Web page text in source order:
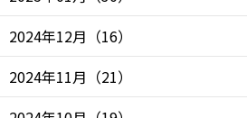
2024年12月 （16）
2024年11月 （21）